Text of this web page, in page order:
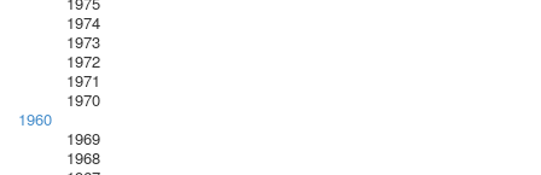
1974
1973
1972
1971
1970
1960
1969
1968